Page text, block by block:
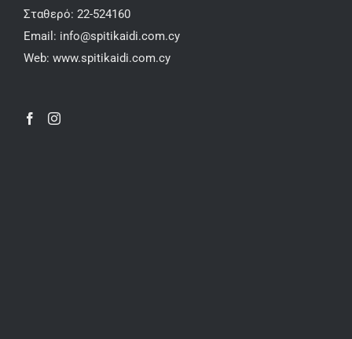
Σταθερό: 22-524160
Email: info@spitikaidi.com.cy
Web: www.spitikaidi.com.cy